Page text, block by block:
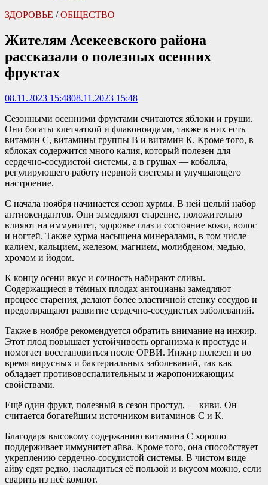
ЗДОРОВЬЕ /ОБЩЕСТВО
Жителям Асекеевского района
рассказали о полезных осенних
фруктах
08.11.2023 15:4808.11.2023 15:48
Сезонными осенними фруктами считаются яблоки и груши.
Они богаты клетчаткой и флавоноидами, также в них есть
витамин С, витамины группы В и витамин К. Кроме того, в
яблоках содержится много калия, который полезен для
сердечно-сосудистой системы, а в грушах — кобальта,
регулирующего работу нервной системы и улучшающего
настроение.
С начала ноября начинается сезон хурмы. В ней целый набор
антиоксидантов. Они замедляют старение, положительно
влияют на иммунитет, здоровье глаз и состояние кожи, волос
и ногтей. Также хурма насыщена минералами, в том числе
калием, кальцием, железом, магнием, молибденом, медью,
хромом и йодом.
К концу осени вкус и сочность набирают сливы.
Содержащиеся в тёмных плодах антоцианы замедляют
процесс старения, делают более эластичной стенку сосудов и
предотвращают развитие сердечно-сосудистых заболеваний.
Также в ноябре рекомендуется обратить внимание на инжир.
Этот плод повышает устойчивость организма к простуде и
помогает восстановиться после ОРВИ. Инжир полезен и во
время вирусных и бактериальных заболеваний, так как
обладает противовоспалительным и жаропонижающим
свойствами.
Ещё один фрукт, полезный в сезон простуд, — киви. Он
считается богатейшим источником витаминов С и К.
Благодаря высокому содержанию витамина С хорошо
поддерживает иммунитет айва. Кроме того, она способствует
укреплению сердечно-сосудистой системы. В чистом виде
айву едят редко, насладиться её пользой и вкусом можно, если
сварить из неё компот.